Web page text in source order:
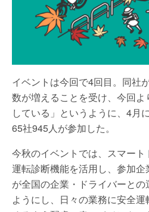
イベントは今回で4回目。同社
数が増えることを受け、今回
している」というように、4月
65社945人が参加した。
今秋のイベントでは、スマー
運転診断機能を活用し、参加
が全国の企業・ドライバーと
ようにし、日々の業務に安全